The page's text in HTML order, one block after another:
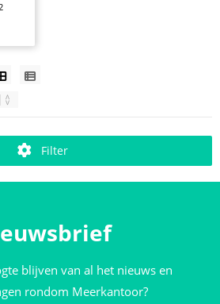
Filter
blijven van al het nieuws en
rondom Meerkantoor?